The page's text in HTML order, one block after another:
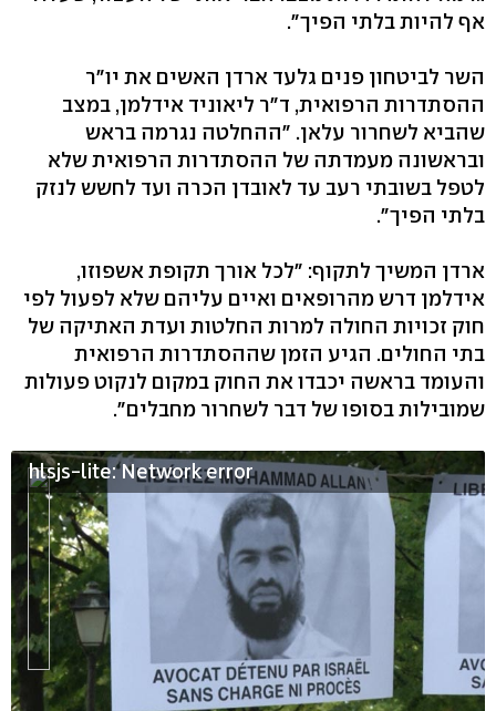
אף להיות בלתי הפיך".
השר לביטחון פנים גלעד ארדן האשים את יו"ר
ההסתדרות הרפואית, ד"ר ליאוניד אידלמן, במצב
שהביא לשחרור עלאן. "ההחלטה נגרמה בראש
ובראשונה מעמדתה של ההסתדרות הרפואית שלא
לטפל בשובתי רעב עד לאובדן הכרה ועד לחשש לנזק
בלתי הפיך".
ארדן המשיך לתקוף: "לכל אורך תקופת אשפוזו,
אידלמן דרש מהרופאים ואיים עליהם שלא לפעול לפי
חוק זכויות החולה למרות החלטות ועדת האתיקה של
בתי החולים. הגיע הזמן שההסתדרות הרפואית
והעומד בראשה יכבדו את החוק במקום לנקוט פעולות
שמובילות בסופו של דבר לשחרור מחבלים".
hlsjs-lite: Network error